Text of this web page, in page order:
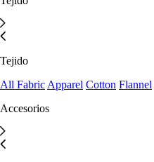
Tejido
All Fabric Apparel Cotton Flannel
Accesorios